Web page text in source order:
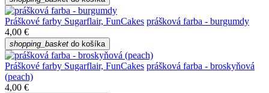
Práškové farby Sugarflair, FunCakes prášková farba - burgumdy
4,00 €
shopping_basket do košíka
Práškové farby Sugarflair, FunCakes prášková farba - broskyňová
(peach)
4,00 €